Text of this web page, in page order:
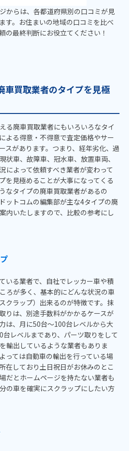
からは、各都道府県別の口コミが見
す。お住まいの地域の口コミを比べ
の最終判断にお役立てください！
車買取業者のタイプを見極
る廃車買取業者にもいろいろなタイ
よる得意・不得意で査定価格やサー
スがあります。つまり、経年劣化、過
状車、故障車、冠水車、放置車両、
によって依頼すべき業者が変わって
を見極めることが大事になってくる
なタイプの廃車買取業者があるの
ットコムの編集部が主な4タイプの廃
内いたしますので、比較の参考にし
いる業者で、自社でレッカー車や積
ろが多く、基本的にどんな状況の車
クラップ）出来るのが特徴です。抹
りは、別途手数料がかかるケースが
は、月に50台～100台レベルから大
レベルまであり、パーツ取りをして
輸出しているような業者もありま
っては自動車の輸出を行っている場
在しており土日祝日がお休みのとこ
だとホームページを持たない業者も
の車を確実にスクラップにしたい方